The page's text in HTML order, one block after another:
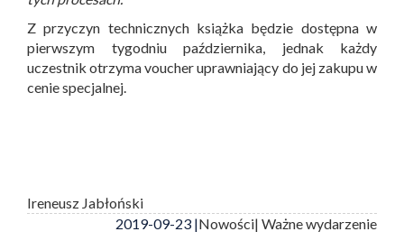
Z przyczyn technicznych książka będzie dostępna w
pierwszym tygodniu października, jednak każdy
uczestnik otrzyma voucher uprawniający do jej zakupu w
cenie specjalnej.
Ireneusz Jabłoński
2019-09-23 |Nowości| Ważne wydarzenie